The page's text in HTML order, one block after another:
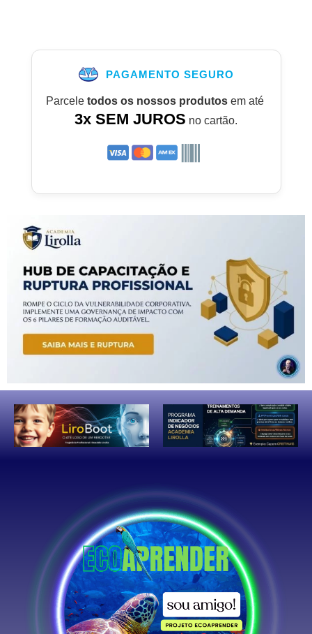
PAGAMENTO SEGURO
Parcele todos os nossos produtosem até
3x SEM JUROS no cartão.